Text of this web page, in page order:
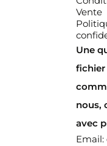
Vente
Une
nous,
avec